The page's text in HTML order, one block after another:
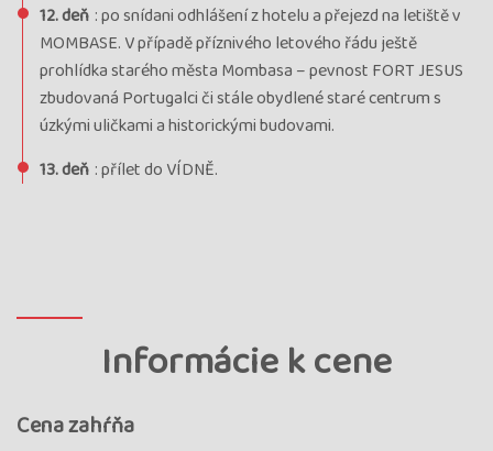
12. deň : po snídani odhlášení z hotelu a přejezd na letiště v
MOMBASE. V případě příznivého letového řádu ještě
prohlídka starého města Mombasa – pevnost FORT JESUS
zbudovaná Portugalci či stále obydlené staré centrum s
úzkými uličkami a historickými budovami.
13. deň : přílet do VÍDNĚ.
Informácie k cene
Cena zahŕňa